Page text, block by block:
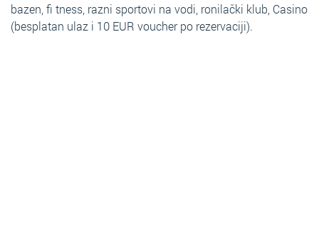
bazen, fi tness, razni sportovi na vodi, ronilački klub, Casino
(besplatan ulaz i 10 EUR voucher po rezervaciji).